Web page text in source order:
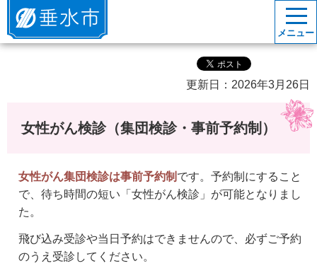
垂水市
メニュー
更新日：2026年3月26日
女性がん検診（集団検診・事前予約制）
女性がん集団検診は事前予約制 です。予約制にすること
で、待ち時間の短い「女性がん検診」が可能となりまし
た。
飛び込み受診や当日予約はできませんので、必ずご予約
のうえ受診してください。